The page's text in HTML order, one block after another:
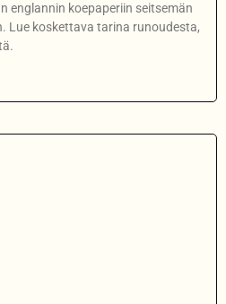
englannin koepaperiin seitsemän
Lue koskettava tarina runoudesta,